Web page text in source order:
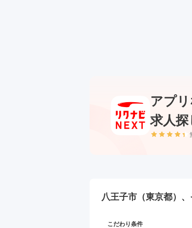
アプ
求人探
八王子市（東京都）
こだわり条件